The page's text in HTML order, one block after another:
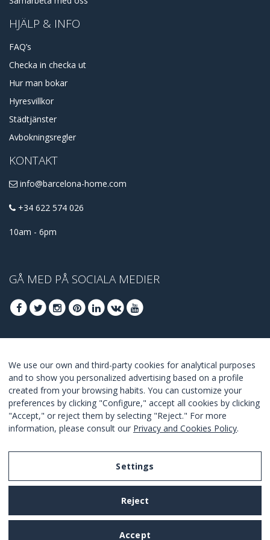
HJÄLP & INFO
FAQ’s
Checka in checka ut
Hur man bokar
Hyresvillkor
Städtjänster
Avbokningsregler
KONTAKT
info@barcelona-home.com
+34 622 574 026
10am - 6pm
GÅ MED PÅ SOCIALA MEDIER
ERBJUDANDENA
GÅ MED
I Agree with the terms and conditions
We use our own and third-party cookies for analytical purposes
and to show you personalized advertising based on a profile
created from your browsing habits. You can customize your
preferences by clicking "Configure," accept all cookies by clicking
"Accept," or reject them by selecting "Reject." For more
information, please consult our Privacy and Cookies Policy.
Settings
Reject
Accept
Legal Notice
Privacy and Cookies Policy
Terms and Conditions of Use